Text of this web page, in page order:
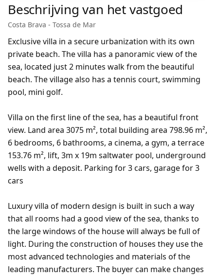
Beschrijving van het vastgoed
Costa Brava - Tossa de Mar
Exclusive villa in a secure urbanization with its own
private beach. The villa has a panoramic view of the
sea, located just 2 minutes walk from the beautiful
beach. The village also has a tennis court, swimming
pool, mini golf.
Villa on the first line of the sea, has a beautiful front
view. Land area 3075 m², total building area 798.96 m²,
6 bedrooms, 6 bathrooms, a cinema, a gym, a terrace
153.76 m², lift, 3m x 19m saltwater pool, underground
wells with a deposit. Parking for 3 cars, garage for 3
cars
Luxury villa of modern design is built in such a way
that all rooms had a good view of the sea, thanks to
the large windows of the house will always be full of
light. During the construction of houses they use the
most advanced technologies and materials of the
leading manufacturers. The buyer can make changes